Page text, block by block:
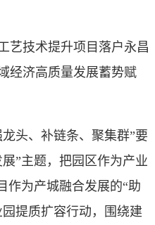
艺技术提升项目落户永昌
经济高质量发展蓄势赋
头、补链条、聚集群”要
”主题，把园区作为产业
作为产城融合发展的“助
提质扩容行动，围绕建